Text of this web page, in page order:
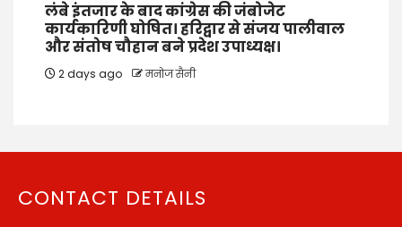
लंबे इंतजार के बाद कांग्रेस की जंबोजेट
कार्यकारिणी घोषित। हरिद्वार से संजय पालीवाल
और संतोष चौहान बने प्रदेश उपाध्यक्ष।
2 days ago मनोज सैनी
CONTACT DETAILS